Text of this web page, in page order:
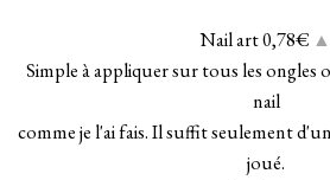
Nail art 0,78€ ▲
Simple à appliquer sur tous les ongles
nail
comme je l'ai fais. Il suffit seulement
joué.